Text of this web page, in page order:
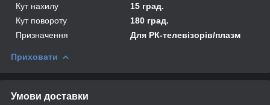
Кут нахилу
15 град.
Кут повороту
180 град.
Призначення
Для РК-телевізорів/плазм
Приховати
Умови доставки